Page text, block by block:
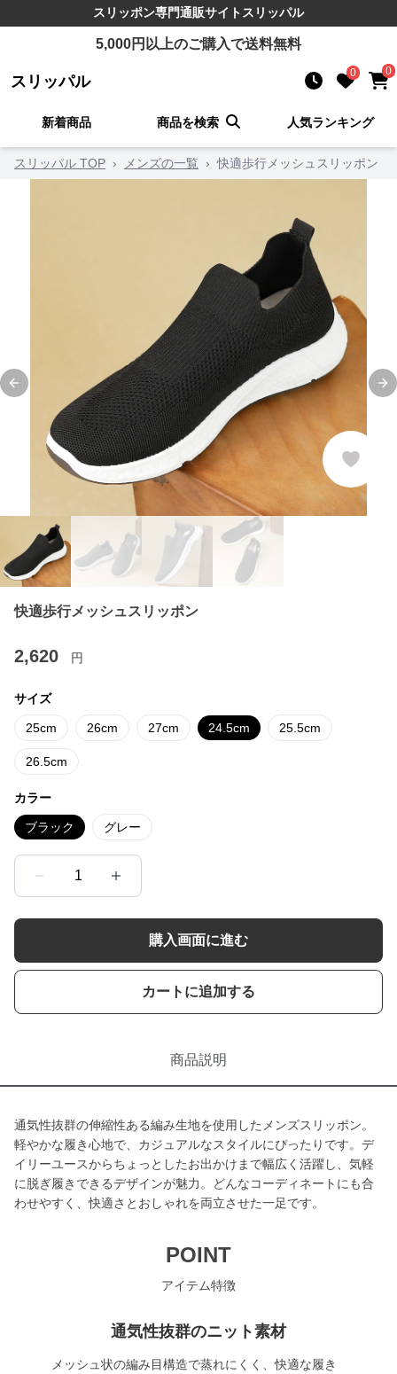
スリッポン専門通販サイト スリッパル
5,000円以上のご購入で送料無料
スリッパル 0 0
新着商品 商品を検索 人気ランキング
スリッパル TOP › メンズの一覧 › 快適歩行メッシュスリッポン
Previous slide
快適歩行メッシュスリッポン
2,620 円
サイズ
25cm 26cm 27cm 24.5cm 25.5cm
26.5cm
カラー
ブラック グレー
1
購入画面に進む
カートに追加する
商品説明
通気性抜群の伸縮性ある編み生地を使用したメンズスリッポン。
軽やかな履き心地で、カジュアルなスタイルにぴったりです。デ
イリーユースからちょっとしたお出かけまで幅広く活躍し、気軽
に脱ぎ履きできるデザインが魅力。どんなコーディネートにも合
わせやすく、快適さとおしゃれを両立させた一足です。
POINT
アイテム特徴
通気性抜群のニット素材
メッシュ状の編み目構造で蒸れにくく、快適な履き